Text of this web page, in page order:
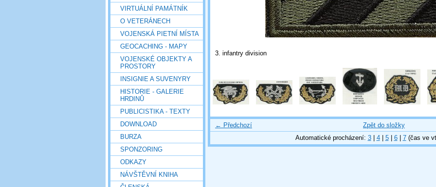
VIRTUÁLNÍ PAMÁTNÍK
O VETERÁNECH
VOJENSKÁ PIETNÍ MÍSTA
GEOCACHING - MAPY
VOJENSKÉ OBJEKTY A
PROSTORY
INSIGNIE A SUVENYRY
HISTORIE - GALERIE
HRDINŮ
PUBLICISTIKA - TEXTY
DOWNLOAD
BURZA
SPONZORING
ODKAZY
NÁVŠTĚVNÍ KNIHA
3. infantry division
← Předchozí
Zpět do složky
Automatické procházení: 3| 4| 5| 6| 7(čas ve